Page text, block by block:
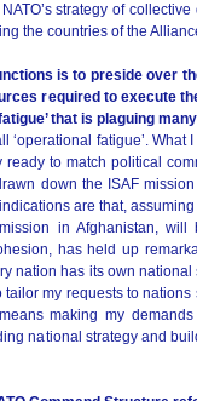
strategy of
the countries of the
is to preside over
required to execute
that is plaguing
‘operational fatigue’. What
to match political
down the ISAF
are that,
in Afghanistan, will
has held up
nation has its own national
my requests to
making my
national strategy and